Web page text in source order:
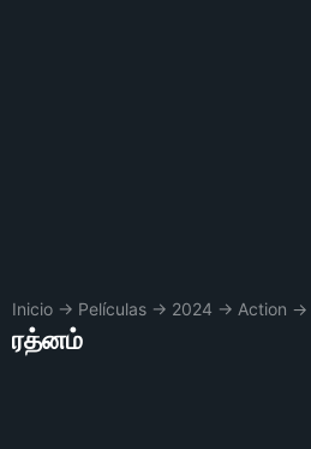
Inicio → Películas → 2024 → Action →
ரத்னம்